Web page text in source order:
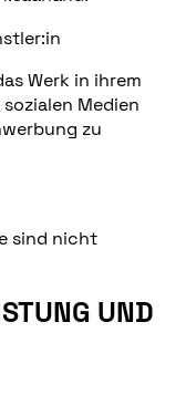
Werk in ihrem
Medien
zu
sind nicht
UND